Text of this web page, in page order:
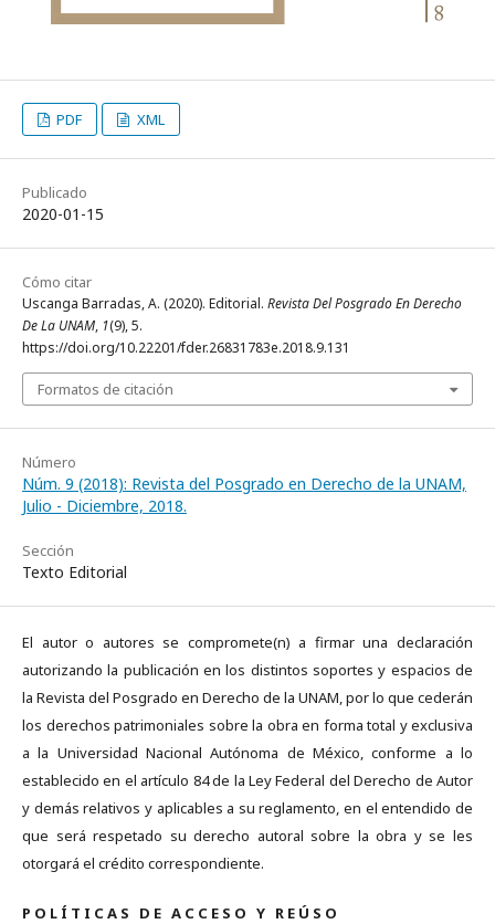
PDF XML
Publicado
2020-01-15
Cómo citar
Uscanga Barradas, A. (2020). Editorial. Revista Del Posgrado En Derecho
De La UNAM, 1(9), 5.
https://doi.org/10.22201/fder.26831783e.2018.9.131
Formatos de citación
Número
Núm. 9 (2018): Revista del Posgrado en Derecho de la UNAM,
Julio - Diciembre, 2018.
Sección
Texto Editorial
El autor o autores se compromete(n) a firmar una declaración
autorizando la publicación en los distintos soportes y espacios de
la Revista del Posgrado en Derecho de la UNAM, por lo que cederán
los derechos patrimoniales sobre la obra en forma total y exclusiva
a la Universidad Nacional Autónoma de México, conforme a lo
establecido en el artículo 84 de la Ley Federal del Derecho de Autor
y demás relativos y aplicables a su reglamento, en el entendido de
que será respetado su derecho autoral sobre la obra y se les
otorgará el crédito correspondiente.
P O L Í T I C A S D E A C C E S O Y R E Ú S O